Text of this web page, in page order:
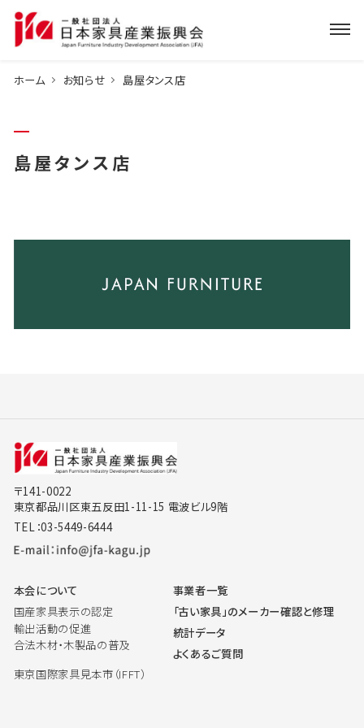
ホーム お知らせ 島屋タンス店
島屋タンス店
〒141-0022
東京都品川区東五反田1-11-15 電波ビル9階
TEL：03-5449-6444
本会について
国産家具表示の認定
輸出活動の促進
合法木材・木製品の普及
東京国際家具見本市（IFFT）
事業者一覧
「古い家具」のメーカー確認と修理
統計データ
よくあるご質問